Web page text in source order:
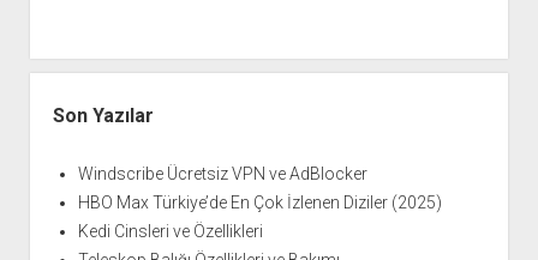
Son Yazılar
Windscribe Ücretsiz VPN ve AdBlocker
HBO Max Türkiye’de En Çok İzlenen Diziler (2025)
Kedi Cinsleri ve Özellikleri